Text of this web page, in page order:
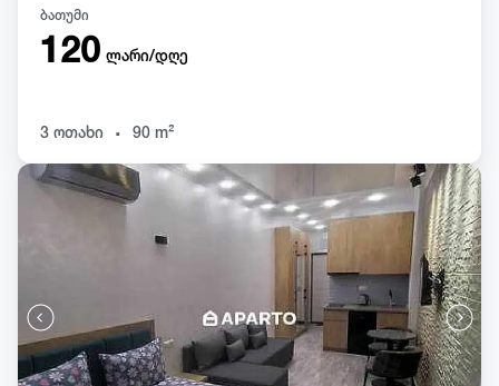
ბათუმი
120 ლარი/დღე
3 ოთახი . 90 m²